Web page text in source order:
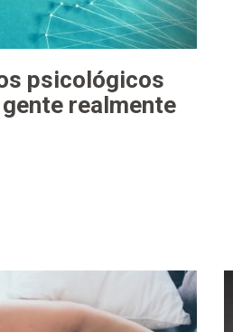
psicológicos
realmente